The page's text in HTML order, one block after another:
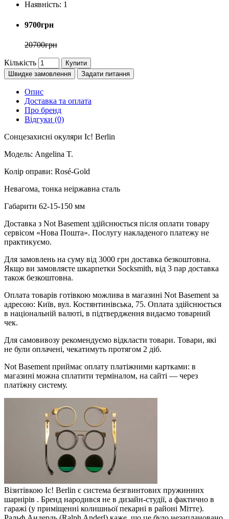
Наявність: 1
9700грн
20700грн
Кількість
Купити
Швидке замовлення
Задати питання
Опис
Доставка та оплата
Про бренд
Відгуки (0)
Сонцезахисні окуляри Ic! Berlin
Модель: Angelina T.
Колір оправи: Rosé-Gold
Невагома, тонка неіржавна сталь
Габарити 62-15-150 мм
Доставка з Not Basement здійснюється після оплати товару
сервісом «Нова Пошта». Послугу накладеного платежу не
практикуємо.
Для замовлень на суму від 3000 грн доставка безкоштовна.
Якщо ви замовляєте шкарпетки Socksmith, від 3 пар доставка
також безкоштовна.
Оплата товарів готівкою можлива в магазині Not Basement за
адресою: Київ, вул. Костянтинівська, 75. Оплата здійснюється
в національній валюті, в підтвердження видаємо товарний
чек.
Для самовивозу рекомендуємо відкласти товари. Товари, які
не були оплачені, чекатимуть протягом 2 діб.
Not Basement приймає оплату платіжними картками: в
магазині можна сплатити терміналом, на сайті — через
платіжну систему.
Візитівкою Ic! Berlin є система безгвинтових пружинних
шарнірів . Бренд народився не в дизайн-студії, а фактично в
гаражі (у приміщенні колишньої пекарні в районі Мітте).